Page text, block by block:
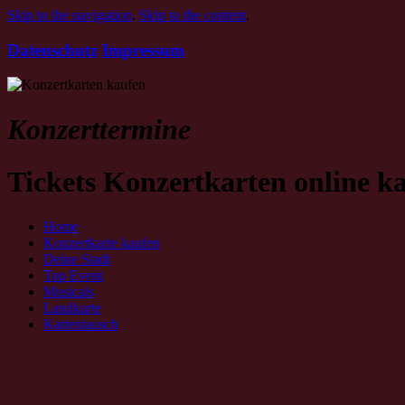
Skip to the navigation. Skip to the content.
Datenschutz Impressum
Konzerttermine
Tickets Konzertkarten online
Home
Konzertkarte kaufen
Deine Stadt
Top Event
Musicals
Landkarte
Kartentausch